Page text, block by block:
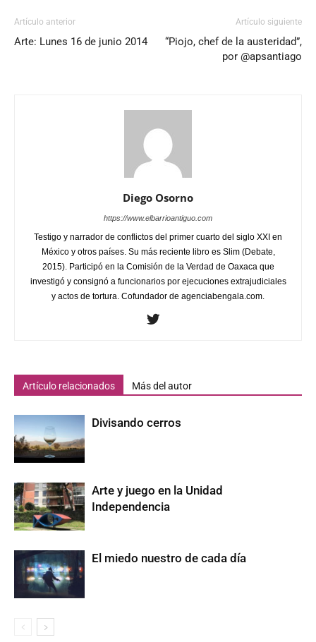
Artículo anterior
Arte: Lunes 16 de junio 2014
Artículo siguiente
“Piojo, chef de la austeridad”,
por @apsantiago
Diego Osorno
https://www.elbarrioantiguo.com
Testigo y narrador de conflictos del primer cuarto del siglo XXI en
México y otros países. Su más reciente libro es Slim (Debate,
2015). Participó en la Comisión de la Verdad de Oaxaca que
investigó y consignó a funcionarios por ejecuciones extrajudiciales
y actos de tortura. Cofundador de agenciabengala.com.
Artículo relacionados Más del autor
Divisando cerros
Arte y juego en la Unidad
Independencia
El miedo nuestro de cada día